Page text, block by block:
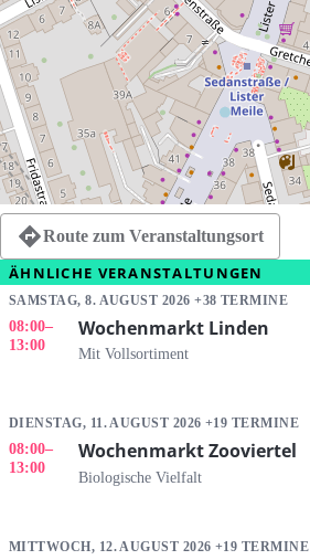
Route zum Veranstaltungsort
ÄHNLICHE VERANSTALTUNGEN
SAMSTAG, 8. AUGUST 2026 +38 TERMINE
08:00–
13:00
Wochenmarkt Linden
Mit Vollsortiment
DIENSTAG, 11. AUGUST 2026 +19 TERMINE
08:00–
13:00
Wochenmarkt Zooviertel
Biologische Vielfalt
MITTWOCH, 12. AUGUST 2026 +19 TERMINE